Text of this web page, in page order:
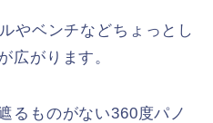
やベンチなどちょっとし
広がります。
るものがない360度パノ